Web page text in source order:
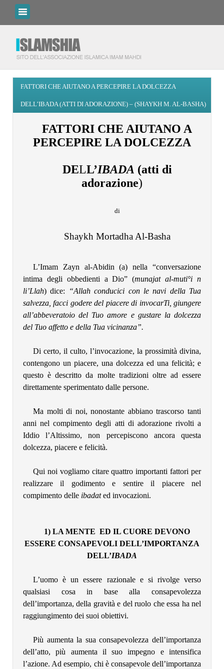
FATTORI CHE AIUTANO A PERCEPIRE LA DOLCEZZA
DELL’IBADA (ATTI DI ADORAZIONE) – (SHAYKH M. AL-BASHA)
FATTORI CHE AIUTANO A
PERCEPIRE LA DOLCEZZA
DELL’IBADA (atti di
adorazione)
di
Shaykh Mortadha Al-Basha
L’Imam Zayn al-Abidin (a) nella “conversazione
intima degli obbedienti a Dio” (munajat al-muti°i n
li’Llah) dice:
“Allah conducici con le navi della Tua
salvezza, facci godere del piacere di invocarTi, giungere
all’abbeveratoio del Tuo amore e gustare la dolcezza
del Tuo affetto e della Tua vicinanza”.
Di certo, il culto, l’invocazione, la prossimità divina,
contengono un piacere, una dolcezza ed una felicità; e
questo è descritto da molte tradizioni oltre ad essere
direttamente sperimentato dalle persone.
Ma molti di noi, nonostante abbiano trascorso tanti
anni nel compimento degli atti di adorazione rivolti a
Iddio l’Altissimo, non percepiscono ancora questa
dolcezza, piacere e felicità.
Qui noi vogliamo citare quattro importanti fattori per
realizzare il godimento e sentire il piacere nel
compimento delle ibadated invocazioni.
1) LA MENTE ED IL CUORE DEVONO
ESSERE CONSAPEVOLI DELL’IMPORTANZA
DELL’IBADA
L’uomo è un essere razionale e si rivolge verso
qualsiasi cosa in base alla consapevolezza
dell’importanza, della gravità e del ruolo che essa ha nel
raggiungimento dei suoi obiettivi.
Più aumenta la sua consapevolezza dell’importanza
dell’atto, più aumenta il suo impegno e intensifica
l’azione. Ad esempio, chi è consapevole dell’importanza